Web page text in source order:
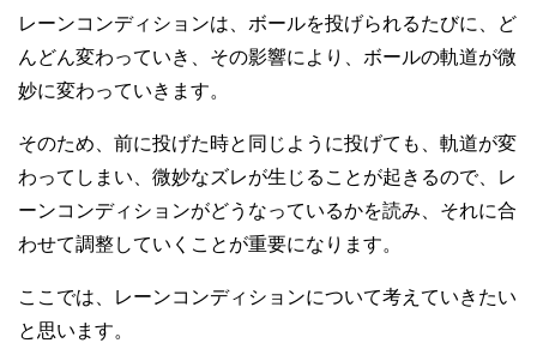
レーンコンディションは、ボールを投げられるたびに、ど
んどん変わっていき、その影響により、ボールの軌道が微
妙に変わっていきます。
そのため、前に投げた時と同じように投げても、軌道が変
わってしまい、微妙なズレが生じることが起きるので、レ
ーンコンディションがどうなっているかを読み、それに合
わせて調整していくことが重要になります。
ここでは、レーンコンディションについて考えていきたい
と思います。